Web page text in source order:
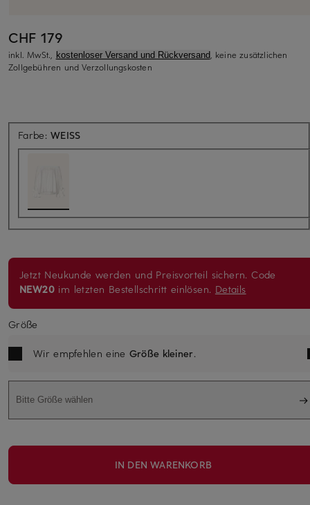
CHF 179
inkl. MwSt., kostenloser Versand und Rückversand, keine zusätzlichen
Zollgebühren und Verzollungskosten
Farbe:WEISS
Jetzt Neukunde werden und Preisvorteil sichern. Code
NEW20 im letzten Bestellschritt einlösen. Details
Größe
Wir empfehlen eine Größe kleiner.
Bitte Größe wählen
IN DEN WARENKORB